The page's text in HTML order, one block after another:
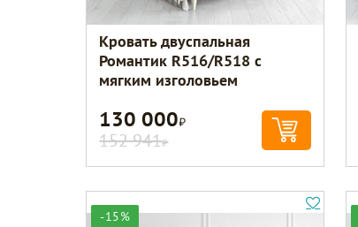
Кровать двуспальная
Романтик R516/R518 с
мягким изголовьем
130 000Р
152 941Р
-15%